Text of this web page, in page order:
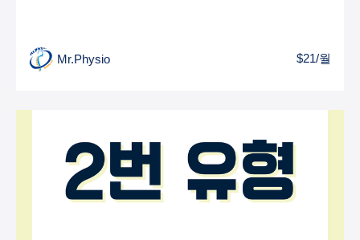
Mr.Physio $21/월